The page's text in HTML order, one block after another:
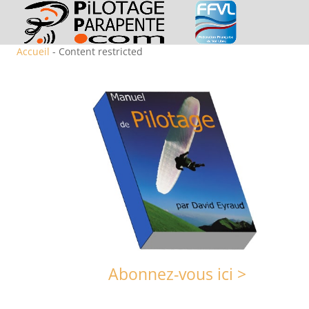
Accueil - Content restricted
Abonnez-vous ici >